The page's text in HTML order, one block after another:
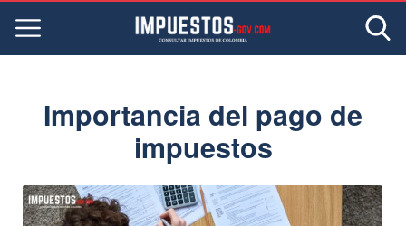
Importancia del pago de
impuestos